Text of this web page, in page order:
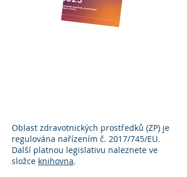
Oblast zdravotnických prostředků (ZP) je
regulována nařízením č. 2017/745/EU.
Další platnou legislativu naleznete ve
složce knihovna.